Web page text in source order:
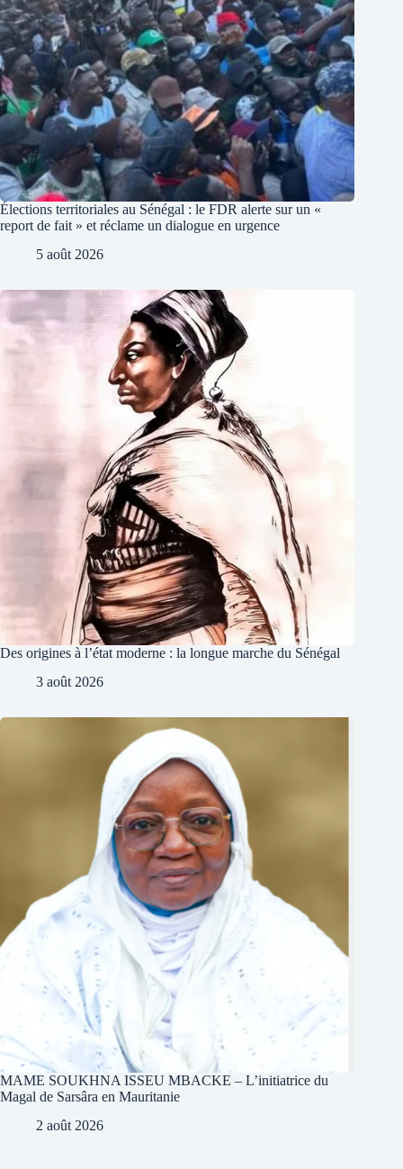
Élections territoriales au Sénégal : le FDR alerte sur un «
report de fait » et réclame un dialogue en urgence
5 août 2026
Des origines à l’état moderne : la longue marche du Sénégal
3 août 2026
MAME SOUKHNA ISSEU MBACKE – L’initiatrice du
Magal de Sarsâra en Mauritanie
2 août 2026